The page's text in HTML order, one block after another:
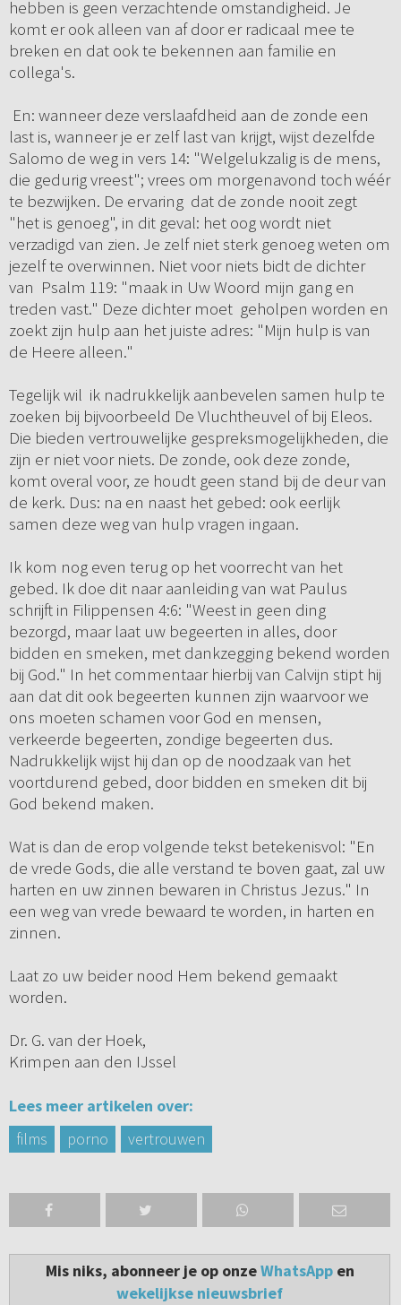
hebben is geen verzachtende omstandigheid. Je
komt er ook alleen van af door er radicaal mee te
breken en dat ook te bekennen aan familie en
collega's.
En: wanneer deze verslaafdheid aan de zonde een
last is, wanneer je er zelf last van krijgt, wijst dezelfde
Salomo de weg in vers 14: "Welgelukzalig is de mens,
die gedurig vreest"; vrees om morgenavond toch wéér
te bezwijken. De ervaring dat de zonde nooit zegt
"het is genoeg", in dit geval: het oog wordt niet
verzadigd van zien. Je zelf niet sterk genoeg weten om
jezelf te overwinnen. Niet voor niets bidt de dichter
van Psalm 119: "maak in Uw Woord mijn gang en
treden vast." Deze dichter moet geholpen worden en
zoekt zijn hulp aan het juiste adres: "Mijn hulp is van
de Heere alleen."
Tegelijk wil ik nadrukkelijk aanbevelen samen hulp te
zoeken bij bijvoorbeeld De Vluchtheuvel of bij Eleos.
Die bieden vertrouwelijke gespreksmogelijkheden, die
zijn er niet voor niets. De zonde, ook deze zonde,
komt overal voor, ze houdt geen stand bij de deur van
de kerk. Dus: na en naast het gebed: ook eerlijk
samen deze weg van hulp vragen ingaan.
Ik kom nog even terug op het voorrecht van het
gebed. Ik doe dit naar aanleiding van wat Paulus
schrijft in Filippensen 4:6: "Weest in geen ding
bezorgd, maar laat uw begeerten in alles, door
bidden en smeken, met dankzegging bekend worden
bij God." In het commentaar hierbij van Calvijn stipt hij
aan dat dit ook begeerten kunnen zijn waarvoor we
ons moeten schamen voor God en mensen,
verkeerde begeerten, zondige begeerten dus.
Nadrukkelijk wijst hij dan op de noodzaak van het
voortdurend gebed, door bidden en smeken dit bij
God bekend maken.
Wat is dan de erop volgende tekst betekenisvol: "En
de vrede Gods, die alle verstand te boven gaat, zal uw
harten en uw zinnen bewaren in Christus Jezus." In
een weg van vrede bewaard te worden, in harten en
zinnen.
Laat zo uw beider nood Hem bekend gemaakt
worden.
Dr. G. van der Hoek,
Krimpen aan den IJssel
Lees meer artikelen over:
films
porno vertrouwen
Mis niks, abonneer je op onzeWhatsAppen
wekelijkse nieuwsbrief